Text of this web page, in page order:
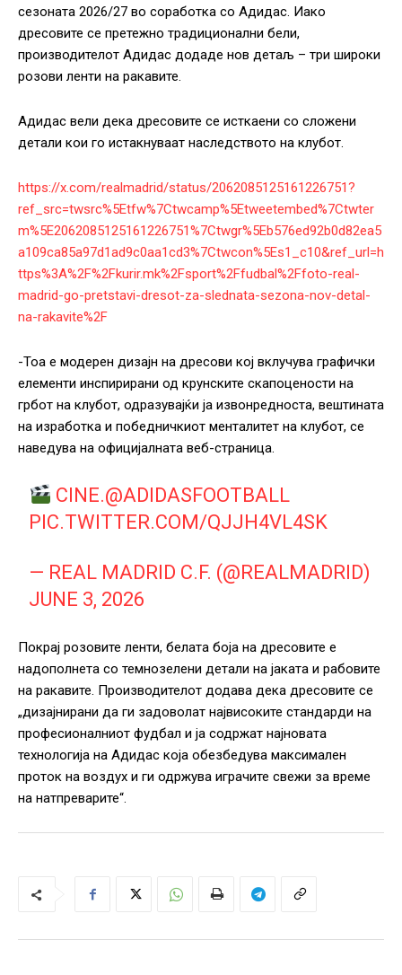
сезоната 2026/27 во соработка со Адидас. Иако
дресовите се претежно традиционални бели,
производителот Адидас додаде нов детаљ – три широки
розови ленти на ракавите.
Адидас вели дека дресовите се исткаени со сложени
детали кои го истакнуваат наследството на клубот.
https://x.com/realmadrid/status/2062085125161226751?
ref_src=twsrc%5Etfw%7Ctwcamp%5Etweetembed%7Ctwter
m%5E2062085125161226751%7Ctwgr%5Eb576ed92b0d82ea5
a109ca85a97d1ad9c0aa1cd3%7Ctwcon%5Es1_c10&ref_url=h
ttps%3A%2F%2Fkurir.mk%2Fsport%2Ffudbal%2Ffoto-real-
madrid-go-pretstavi-dresot-za-slednata-sezona-nov-detal-
na-rakavite%2F
-Тоа е модерен дизајн на дресови кој вклучува графички
елементи инспирирани од крунските скапоцености на
грбот на клубот, одразувајќи ја извонредноста, вештината
на изработка и победничкиот менталитет на клубот, се
наведува на официјалната веб-страница.
CINE.@ADIDASFOOTBALL
PIC.TWITTER.COM/QJJH4VL4SK
— REAL MADRID C.F. (@REALMADRID)
JUNE 3, 2026
Покрај розовите ленти, белата боја на дресовите е
надополнета со темнозелени детали на јаката и рабовите
на ракавите. Производителот додава дека дресовите се
„дизајнирани да ги задоволат највисоките стандарди на
професионалниот фудбал и ја содржат најновата
технологија на Адидас која обезбедува максимален
проток на воздух и ги одржува играчите свежи за време
на натпреварите“.